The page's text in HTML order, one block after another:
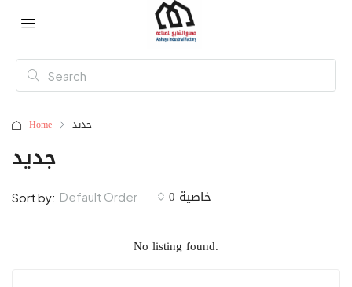
Home جديد
جديد
0 خاصية Sort by: Default Order
No listing found.